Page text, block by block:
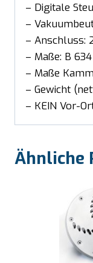
– Digitale
–
– Anschluss:
– Maße: B
– Maße
– Gewicht
– KEIN Vor-
Ähnliche